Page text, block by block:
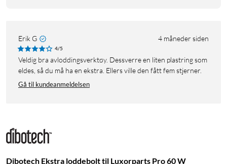
Erik G 4 måneder siden
4/5
Veldig bra avloddingsverktøy. Dessverre en liten plastring som
eldes, så du må ha en ekstra. Ellers ville den fått fem stjerner.
Gå til kundeanmeldelsen
Dibotech Ekstra loddebolt til Luxorparts Pro 60 W